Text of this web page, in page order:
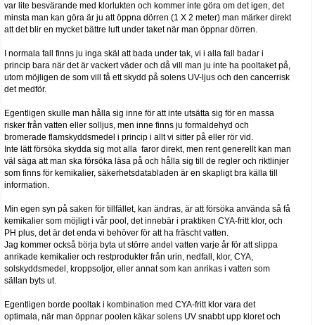
var lite besvärande med klorlukten och kommer inte göra om det igen, det
minsta man kan göra är ju att öppna dörren (1 X 2 meter) man märker direkt
att det blir en mycket bättre luft under taket när man öppnar dörren.
I normala fall finns ju inga skäl att bada under tak, vi i alla fall badar i
princip bara när det är vackert väder och då vill man ju inte ha pooltaket på,
utom möjligen de som vill få ett skydd på solens UV-ljus och den cancerrisk
det medför.
Egentligen skulle man hålla sig inne för att inte utsätta sig för en massa
risker från vatten eller solljus, men inne finns ju formaldehyd och
bromerade flamskyddsmedel i princip i allt vi sitter på eller rör vid.
Inte lätt försöka skydda sig mot alla faror direkt, men rent generellt kan man
väl säga att man ska försöka läsa på och hålla sig till de regler och riktlinjer
som finns för kemikalier, säkerhetsdatabladen är en skapligt bra källa till
information.
Min egen syn på saken för tillfället, kan ändras, är att försöka använda så få
kemikalier som möjligt i vår pool, det innebär i praktiken CYA-fritt klor, och
PH plus, det är det enda vi behöver för att ha fräscht vatten.
Jag kommer också börja byta ut större andel vatten varje år för att slippa
anrikade kemikalier och restprodukter från urin, nedfall, klor, CYA,
solskyddsmedel, kroppsoljor, eller annat som kan anrikas i vatten som
sällan byts ut.
Egentligen borde pooltak i kombination med CYA-fritt klor vara det
optimala, när man öppnar poolen käkar solens UV snabbt upp kloret och